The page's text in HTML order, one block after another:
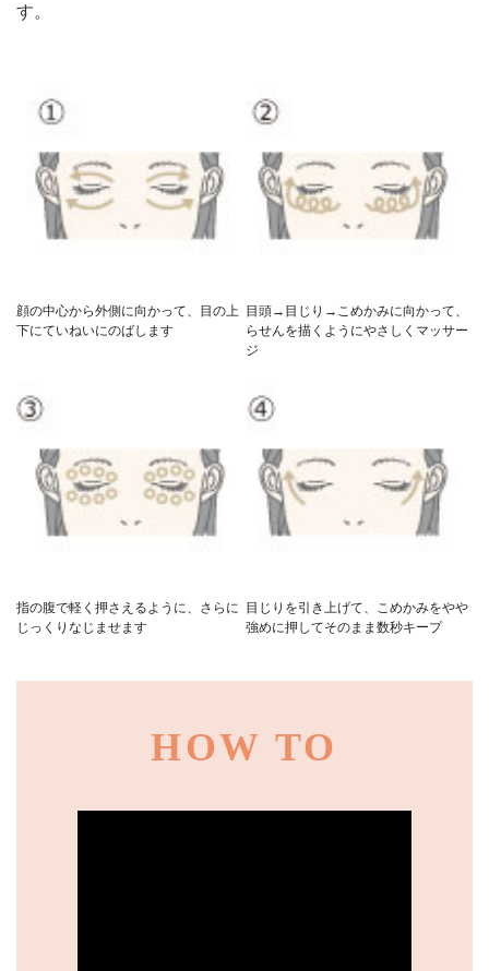
す。
顔の中心から外側に向かって、目の上
下にていねいにのばします
目頭→目じり→こめかみに向かって、
らせんを描くようにやさしくマッサー
ジ
指の腹で軽く押さえるように、さらに
じっくりなじませます
目じりを引き上げて、こめかみをやや
強めに押してそのまま数秒キープ
HOW TO